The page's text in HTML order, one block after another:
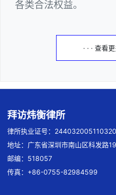
各类合法权益。
· · · 查看更
拜访炜衡律所
律所执业证号：
地址：广东省深圳市南山区科发路
邮编：518057
传真：+86-0755-82984599